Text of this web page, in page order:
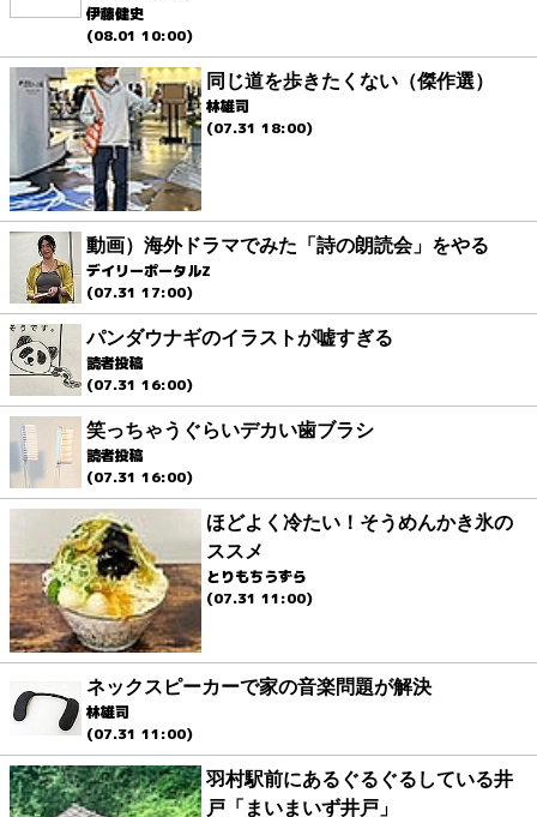
伊藤健史
(08.01 10:00)
同じ道を歩きたくない（傑作選）
林雄司
(07.31 18:00)
動画）海外ドラマでみた「詩の朗読会」をやる
デイリーポータルZ
(07.31 17:00)
パンダウナギのイラストが嘘すぎる
読者投稿
(07.31 16:00)
笑っちゃうぐらいデカい歯ブラシ
読者投稿
(07.31 16:00)
ほどよく冷たい！そうめんかき氷の
ススメ
とりもちうずら
(07.31 11:00)
ネックスピーカーで家の音楽問題が解決
林雄司
(07.31 11:00)
羽村駅前にあるぐるぐるしている井
戸「まいまいず井戸」